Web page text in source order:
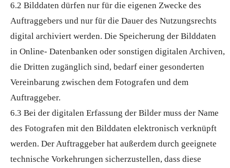
6.2 Bilddaten dürfen nur für die eigenen Zwecke des
Auftraggebers und nur für die Dauer des Nutzungsrechts
digital archiviert werden. Die Speicherung der Bilddaten
in Online- Datenbanken oder sonstigen digitalen Archiven,
die Dritten zugänglich sind, bedarf einer gesonderten
Vereinbarung zwischen dem Fotografen und dem
Auftraggeber.
6.3 Bei der digitalen Erfassung der Bilder muss der Name
des Fotografen mit den Bilddaten elektronisch verknüpft
werden. Der Auftraggeber hat außerdem durch geeignete
technische Vorkehrungen sicherzustellen, dass diese